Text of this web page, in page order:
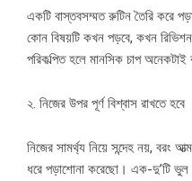
একটি বাস্তবসম্মত রুটিন তৈরি করে
কোন বিষয়টি কখন পড়বে, কখন
পরিকল্পিত হলে মানসিক চাপ
২. নিজের উপর পূর্ণ বিশ্বাস রাখতে হবে
নিজের সামর্থ্য নিয়ে সন্দেহ নয়, বরং
ধরে পড়াশোনা করেছো। এক-দু’টি ভুল